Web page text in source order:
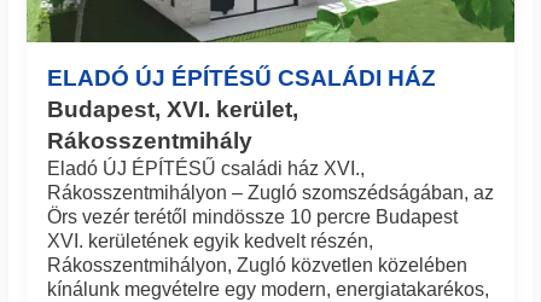
ELADÓ ÚJ ÉPÍTÉSŰ CSALÁDI HÁZ
Budapest, XVI. kerület,
Rákosszentmihály
Eladó ÚJ ÉPÍTÉSŰ családi ház XVI.,
Rákosszentmihályon – Zugló szomszédságában, az
Örs vezér terétől mindössze 10 percre Budapest
XVI. kerületének egyik kedvelt részén,
Rákosszentmihályon, Zugló közvetlen közelében
kínálunk megvételre egy modern, energiatakarékos,